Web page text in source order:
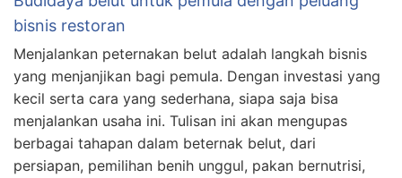
bisnis restoran
Menjalankan peternakan belut adalah langkah bisnis
yang menjanjikan bagi pemula. Dengan investasi yang
kecil serta cara yang sederhana, siapa saja bisa
menjalankan usaha ini. Tulisan ini akan mengupas
berbagai tahapan dalam beternak belut, dari
persiapan, pemilihan benih unggul, pakan bernutrisi,